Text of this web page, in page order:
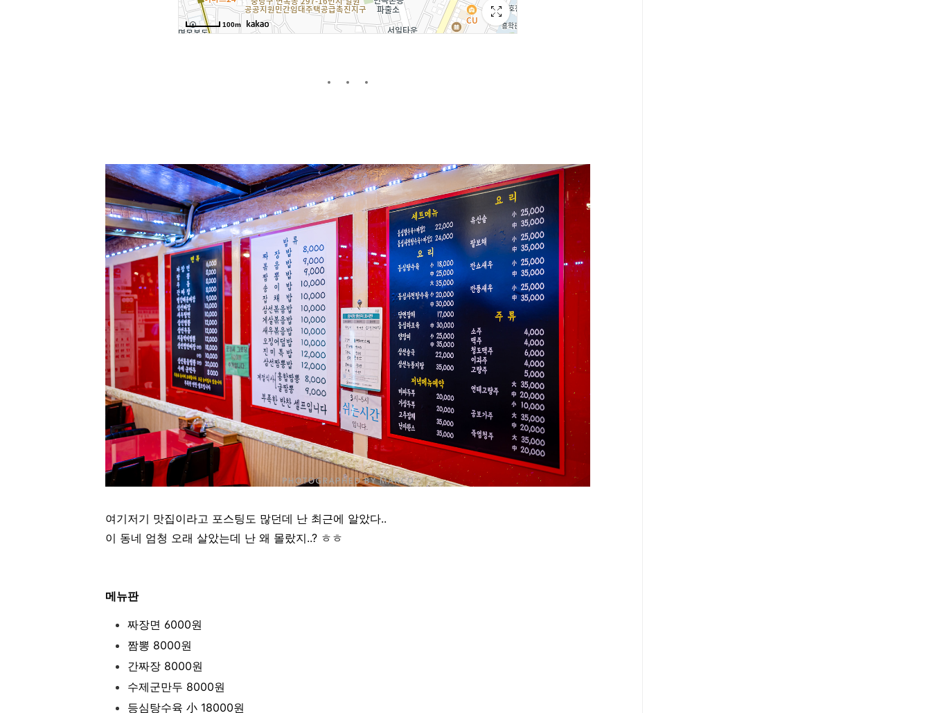
여기저기 맛집이라고 포스팅도 많던데 난 최근에 알았다..
이 동네 엄청 오래 살았는데 난 왜 몰랐지..? ㅎㅎ
메뉴판
짜장면 6000원
짬뽕 8000원
간짜장 8000원
수제군만두 8000원
등심탕수육 小 18000원